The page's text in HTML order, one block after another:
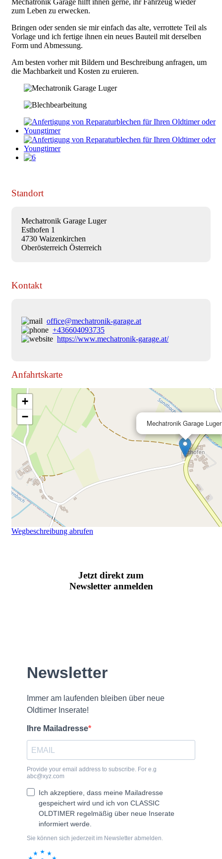
Mechatronik Garage hilft ihnen gerne, ihr Fahrzeug wieder
zum Leben zu erwecken.
Bringen oder senden sie mir einfach das alte, verrottete Teil als
Vorlage und ich fertige ihnen ein neues Bauteil mit derselben
Form und Abmessung.
Am besten vorher mit Bildern und Beschreibung anfragen, um
die Machbarkeit und Kosten zu eruieren.
Standort
Mechatronik Garage Luger
Esthofen 1
4730 Waizenkirchen
Oberösterreich Österreich
Kontakt
office@mechatronik-garage.at
+436604093735
https://www.mechatronik-garage.at/
Anfahrtskarte
Mechatronik Garage Luger
+
−
Wegbeschreibung abrufen
Jetzt direkt zum
Newsletter anmelden